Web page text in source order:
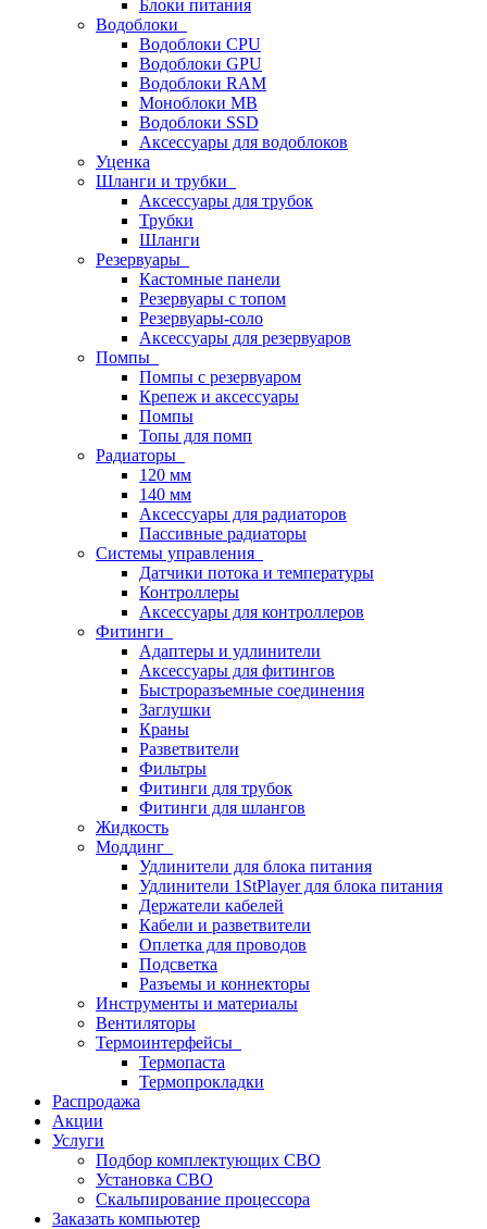
Блоки питания
Водоблоки
Водоблоки CPU
Водоблоки GPU
Водоблоки RAM
Моноблоки MB
Водоблоки SSD
Аксессуары для водоблоков
Уценка
Шланги и трубки
Аксессуары для трубок
Трубки
Шланги
Резервуары
Кастомные панели
Резервуары с топом
Резервуары-соло
Аксессуары для резервуаров
Помпы
Помпы с резервуаром
Крепеж и аксессуары
Помпы
Топы для помп
Радиаторы
120 мм
140 мм
Аксессуары для радиаторов
Пассивные радиаторы
Системы управления
Датчики потока и температуры
Контроллеры
Аксессуары для контроллеров
Фитинги
Адаптеры и удлинители
Аксессуары для фитингов
Быстроразъемные соединения
Заглушки
Краны
Разветвители
Фильтры
Фитинги для трубок
Фитинги для шлангов
Жидкость
Моддинг
Удлинители для блока питания
Удлинители 1StPlayer для блока питания
Держатели кабелей
Кабели и разветвители
Оплетка для проводов
Подсветка
Разъемы и коннекторы
Инструменты и материалы
Вентиляторы
Термоинтерфейсы
Термопаста
Термопрокладки
Распродажа
Акции
Услуги
Подбор комплектующих СВО
Установка СВО
Скальпирование процессора
Заказать компьютер